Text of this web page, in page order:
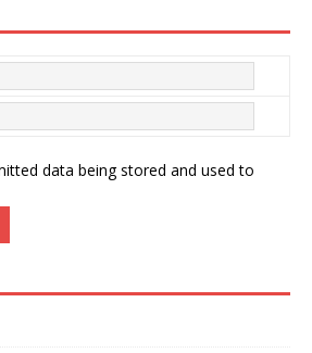
data being stored and used to